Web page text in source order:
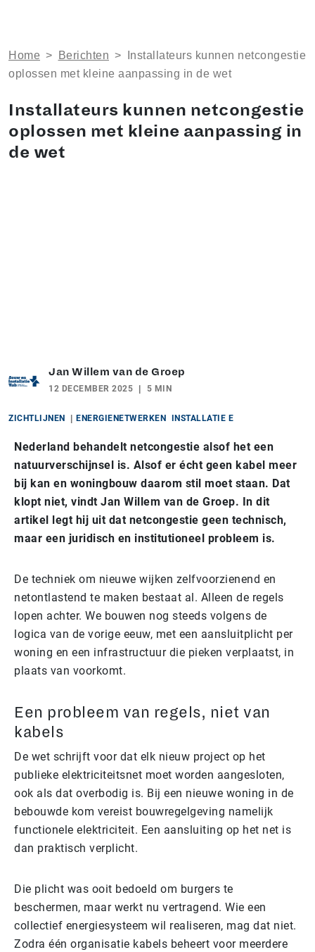
Home > Berichten >
Installateurs kunnen netcongestie
oplossen met kleine aanpassing in de wet
Installateurs kunnen netcongestie
oplossen met kleine aanpassing in
de wet
Jan Willem van de Groep
12 DECEMBER 2025 5 MIN
ZICHTLIJNEN ENERGIENETWERKEN INSTALLATIE E
Nederland behandelt netcongestie alsof het een
natuurverschijnsel is. Alsof er écht geen kabel meer
bij kan en woningbouw daarom stil moet staan. Dat
klopt niet, vindt Jan Willem van de Groep. In dit
artikel legt hij uit dat netcongestie geen technisch,
maar een juridisch en institutioneel probleem is.
De techniek om nieuwe wijken zelfvoorzienend en
netontlastend te maken bestaat al. Alleen de regels
lopen achter. We bouwen nog steeds volgens de
logica van de vorige eeuw, met een aansluitplicht per
woning en een infrastructuur die pieken verplaatst, in
plaats van voorkomt.
Een probleem van regels, niet van
kabels
De wet schrijft voor dat elk nieuw project op het
publieke elektriciteitsnet moet worden aangesloten,
ook als dat overbodig is. Bij een nieuwe woning in de
bebouwde kom vereist bouwregelgeving namelijk
functionele elektriciteit. Een aansluiting op het net is
dan praktisch verplicht.
Die plicht was ooit bedoeld om burgers te
beschermen, maar werkt nu vertragend. Wie een
collectief energiesysteem wil realiseren, mag dat niet.
Zodra één organisatie kabels beheert voor meerdere